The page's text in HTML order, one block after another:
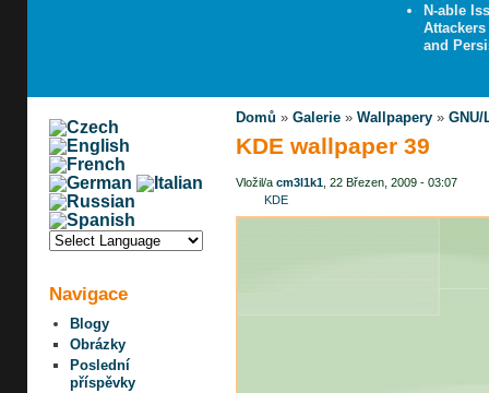
N-able
Attackers
and
Navigace
Blogy
Obrázky
Poslední
příspěvky
Domů » Galerie» Wallpapery» GNU/
KDE wallpaper 39
Vložil/a cm3l1k1, 22 Březen, 2009 - 03:07
KDE